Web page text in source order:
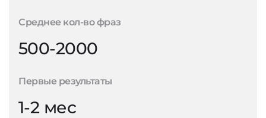
Среднее кол-во фраз
500-2000
Первые результаты
1-2 мес